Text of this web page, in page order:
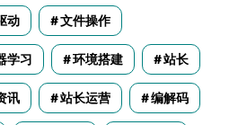
动 文件操作
学习 环境搭建 站长
讯 站长运营 编解码